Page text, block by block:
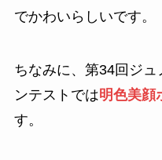
でかわいらしいです。
ちなみに、第34回ジ
ンテストでは明色美顔
す。